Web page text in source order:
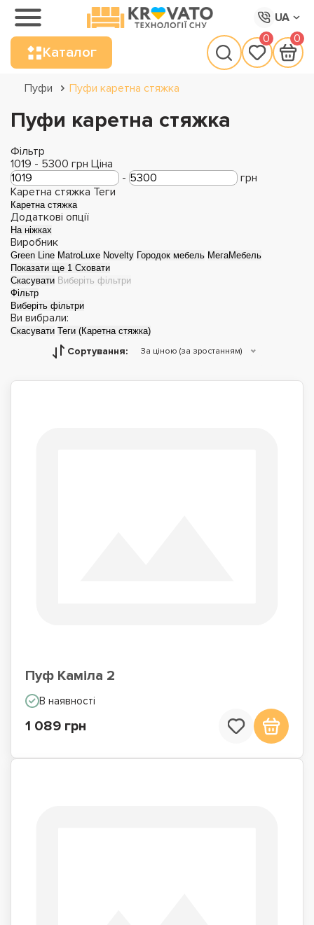
UA
Каталог
0 0
Пуфи Пуфи каретна стяжка
Пуфи каретна стяжка
Фільтр
1019 - 5300 грн Ціна
-
грн
Каретна стяжка Теги
Каретна стяжка
Додаткові опції
На ніжках
Виробник
Green Line MatroLuxe Novelty Городок мебель МегаМебель
Показати ще 1 Сховати
Скасувати Виберіть фільтри
Фільтр
Виберіть фільтри
Ви вибрали:
Скасувати Теги (Каретна стяжка)
Сортування: За ціною (за зростанням)
Пуф Каміла 2
В наявності
1 089 грн